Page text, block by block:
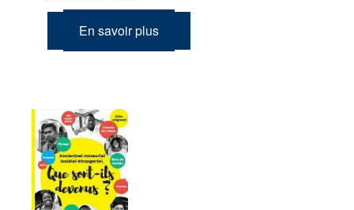
En savoir plus